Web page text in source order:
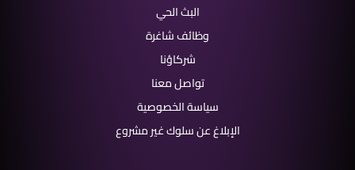
البث الحي
وظائف شاغرة
شركاؤنا
تواصل معنا
سياسة الخصوصية
الإبلاغ عن سلوك غير مشروع